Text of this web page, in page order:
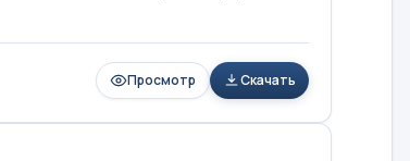
Просмотр Скачать